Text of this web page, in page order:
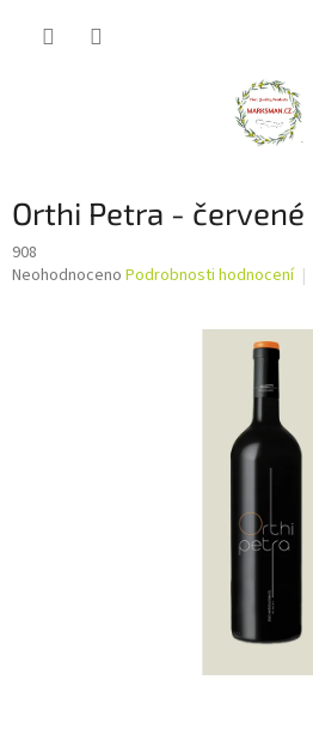
Orthi Petra -
908
Průměrné
Neohodnoceno Podrobnosti hodnocení